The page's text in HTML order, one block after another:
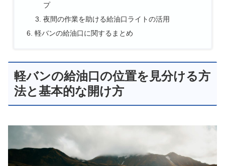
プ
夜間の作業を助ける給油口ライトの活用
軽バンの給油口に関するまとめ
軽バンの給油口の位置を見分ける方
法と基本的な開け方